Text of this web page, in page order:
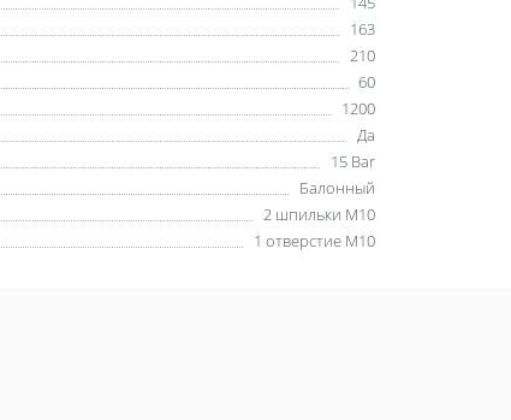
163
210
60
1200
Да
15 Bar
Балонный
2 шпильки М10
1 отверстие М10